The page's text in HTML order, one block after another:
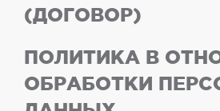
(ДОГОВОР)
ПОЛИТИКА В
ОБРАБОТКИ